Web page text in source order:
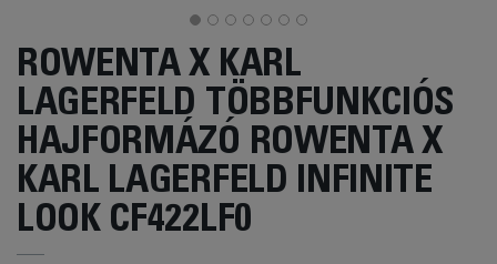
ROWENTA X KARL
LAGERFELD TÖBBFUNKCIÓS
HAJFORMÁZÓ ROWENTA X
KARL LAGERFELD INFINITE
LOOK CF422LF0